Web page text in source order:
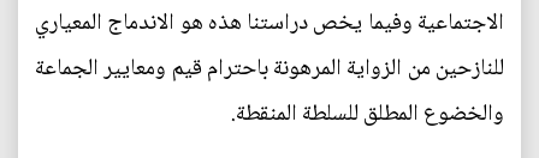
الاجتماعية وفيما يخص دراستنا هذه هو الاندماج المعياري
للنازحين من الزواية المرهونة باحترام قيم ومعايير الجماعة
والخضوع المطلق للسلطة المنقطة.